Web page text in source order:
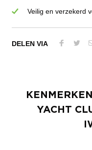
Veilig en verzekerd
DELEN VIA
KENMERKEN
YACHT